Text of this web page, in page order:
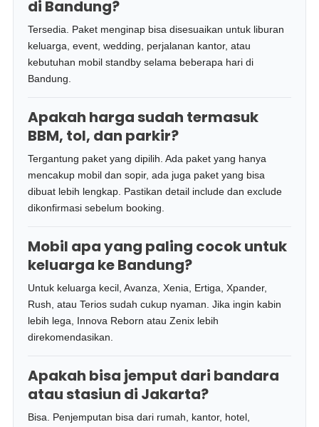
di Bandung?
Tersedia. Paket menginap bisa disesuaikan untuk liburan
keluarga, event, wedding, perjalanan kantor, atau
kebutuhan mobil standby selama beberapa hari di
Bandung.
Apakah harga sudah termasuk
BBM, tol, dan parkir?
Tergantung paket yang dipilih. Ada paket yang hanya
mencakup mobil dan sopir, ada juga paket yang bisa
dibuat lebih lengkap. Pastikan detail include dan exclude
dikonfirmasi sebelum booking.
Mobil apa yang paling cocok untuk
keluarga ke Bandung?
Untuk keluarga kecil, Avanza, Xenia, Ertiga, Xpander,
Rush, atau Terios sudah cukup nyaman. Jika ingin kabin
lebih lega, Innova Reborn atau Zenix lebih
direkomendasikan.
Apakah bisa jemput dari bandara
atau stasiun di Jakarta?
Bisa. Penjemputan bisa dari rumah, kantor, hotel,